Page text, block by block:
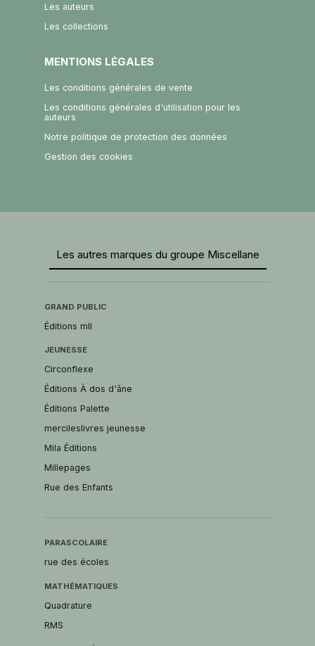
Les auteurs
Les collections
MENTIONS LÉGALES
Les conditions générales de vente
Les conditions générales d'utilisation pour les
auteurs
Notre politique de protection des données
Gestion des cookies
Les autres marques du groupe Miscellane
GRAND PUBLIC
Éditions mll
JEUNESSE
Circonflexe
Éditions À dos d'âne
Éditions Palette
mercileslivres jeunesse
Mila Éditions
Millepages
Rue des Enfants
PARASCOLAIRE
rue des écoles
MATHÉMATIQUES
Quadrature
RMS